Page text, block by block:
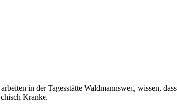
in der Tagesstätte Waldmannsweg, wissen,
Kranke.